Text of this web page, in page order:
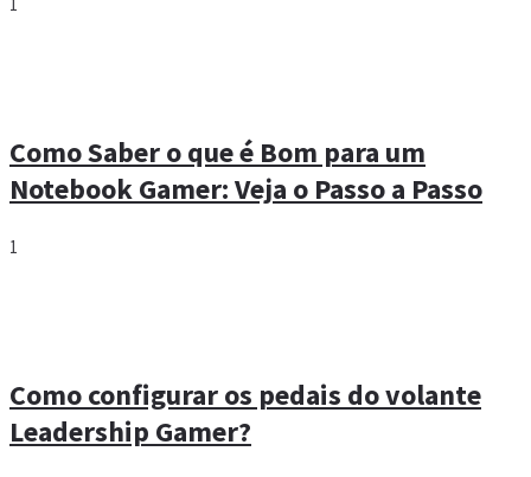
Como Saber o que é Bom para um
Notebook Gamer: Veja o Passo a Passo
1
Como configurar os pedais do volante
Leadership Gamer?